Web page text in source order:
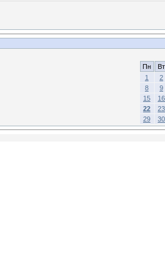
Пн
Вт
1
2
8
9
15
16
22
23
29
30